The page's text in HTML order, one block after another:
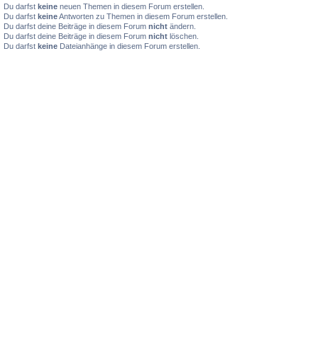
Du darfst keine neuen Themen in diesem Forum erstellen.
Du darfst keineAntworten zu Themen in diesem Forum erstellen.
Du darfst deine Beiträge in diesem Forum nicht ändern.
Du darfst deine Beiträge in diesem Forum nicht löschen.
Du darfst keine Dateianhänge in diesem Forum erstellen.